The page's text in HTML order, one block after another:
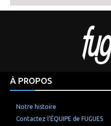
À PROPOS
Notre histoire
Contactez l’ÉQUIPE de FUGUES